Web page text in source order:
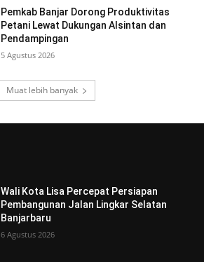
Pemkab Banjar Dorong Produktivitas
Petani Lewat Dukungan Alsintan dan
Pendampingan
5 Agustus 2026
Muat lebih banyak
Wali Kota Lisa Percepat Persiapan
Pembangunan Jalan Lingkar Selatan
Banjarbaru
6 Agustus 2026